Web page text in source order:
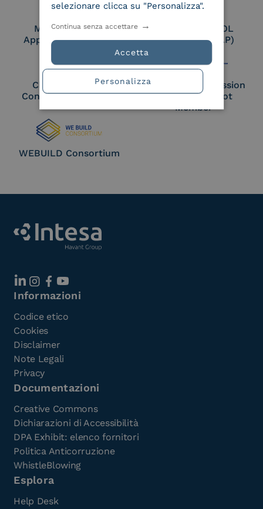
Membro Adobe
Approved Trust List
Certified PEPPOL
Access Point (AP)
Cloud Signature
Consortium Member
European Commission
Large Scale Pilot
Member
WEBUILD Consortium
Informazioni
Codice etico
Cookies
Disclaimer
Note Legali
Privacy
Documentazioni
Creative Commons
Dichiarazioni di Accessibilità
DPA Exhibit: elenco fornitori
Politica Anticorruzione
WhistleBlowing
Esplora
Help Desk
selezionare clicca su "Personalizza".
Accetta
Continua senza accettare
Personalizza